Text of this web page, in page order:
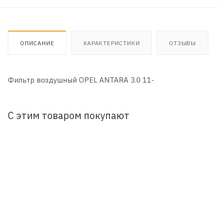
ОПИСАНИЕ ХАРАКТЕРИСТИКИ ОТЗЫВЫ
Фильтр воздушный OPEL ANTARA 3.0 11-
С этим товаром покупают